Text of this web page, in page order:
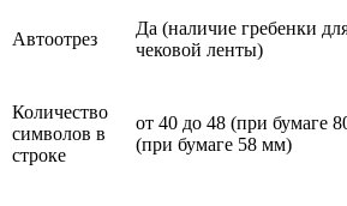
Автоотрез
Да (наличие гребенки
чековой ленты)
Количество
символов в
строке
от 40 до 48 (при бумаге
(при бумаге 58 мм)